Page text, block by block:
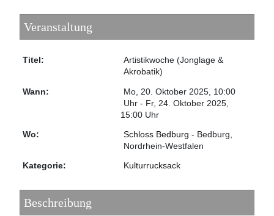
Veranstaltung
Titel:
Artistikwoche (Jonglage &
Akrobatik)
Wann: Mo, 20. Oktober 2025 10:00
Uhr - Fr, 24. Oktober 2025
15:00 Uhr
Wo: Schloss Bedburg - Bedburg,
Nordrhein-Westfalen
Kategorie: Kulturrucksack
Beschreibung